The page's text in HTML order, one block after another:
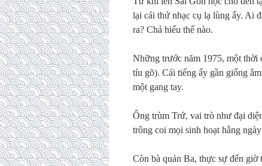
lại cái thứ nhạc cụ lạ lùng ấy. Ai
ra? Chả hiểu thế nào.
Những trước năm 1975, một thời
tíu gõ). Cái tiếng ấy gần giống
một gang tay.
Ông trùm Trứ, vai trò như đại
trông coi mọi sinh hoạt hằng
Còn bà quản Ba, thực sự đến